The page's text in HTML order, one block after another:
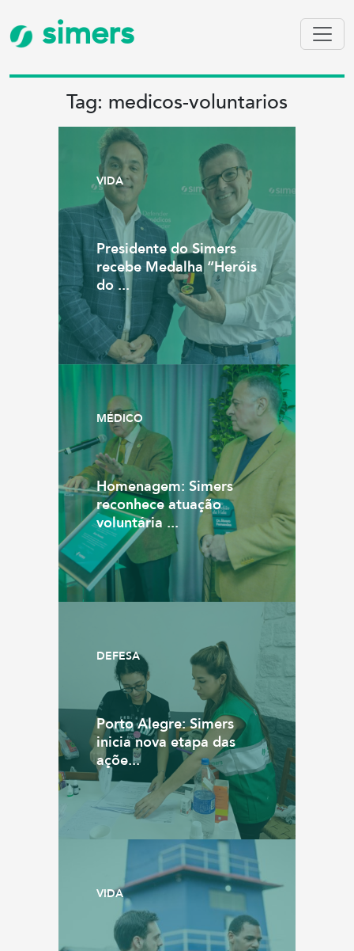
simers
Tag: medicos-voluntarios
VIDA
Presidente do Simers
recebe Medalha “Heróis
do ...
MÉDICO
Homenagem: Simers
reconhece atuação
voluntária ...
DEFESA
Porto Alegre: Simers
inicia nova etapa das
açõe...
VIDA